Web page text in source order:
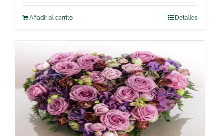
Añadir al carrito Detalles